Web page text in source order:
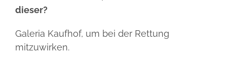
dieser?
Galeria Kaufhof, um bei der Rettung
mitzuwirken.